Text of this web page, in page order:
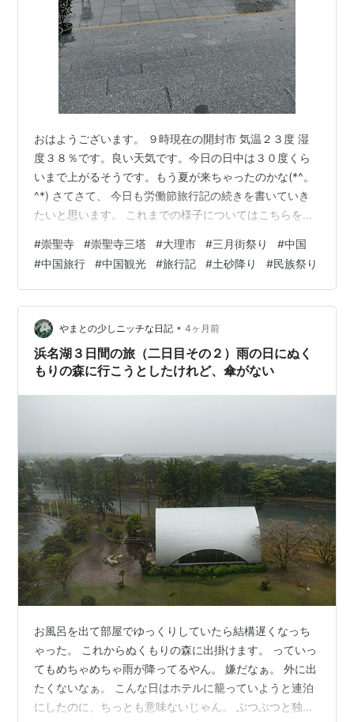
おはようございます。 ９時現在の開封市 気温２３度 湿
度３８％です。良い天気です。今日の日中は３０度くら
いまで上がるそうです。もう夏が来ちゃったのかな(*^。
^*) さてさて、 今日も労働節旅行記の続きを書いていき
たいと思います。 これまでの様子についてはこちらをど
#崇聖寺 #崇聖寺三塔 #大理市 #三月街祭り #中国
#中国旅行 #中国観光 #旅行記 #土砂降り #民族祭り
やまとの少しニッチな日記 • 4ヶ月前
浜名湖３日間の旅（二日目その２）雨の日にぬく
もりの森に行こうとしたけれど、傘がない
お風呂を出て部屋でゆっくりしていたら結構遅くなっち
ゃった。 これからぬくもりの森に出掛けます。 っていっ
てもめちゃめちゃ雨が降ってるやん。 嫌だなぁ。 外に出
たくないなぁ。 こんな日はホテルに籠っていようと連泊
にしたのに、ちっとも意味ないじゃん。 ぶつぶつと独り